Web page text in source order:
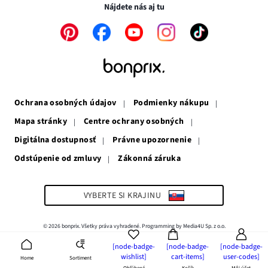
Home Sortiment
[node-badge-
wishlist]
[node-badge-
cart-items]
[node-badge-
user-codes]
Nájdete nás aj tu
Odkaz
Odkaz
otvorí
v
Odkaz
v
novom
Odkaz
Odkaz
Ochrana osobných údajov
Podmienky nákupu
Mapa stránky
Centre ochrany osobných
Digitálna dostupnosť
Právne upozornenie
Odstúpenie od zmluvy
Zákonná záruka
Odkaz
v
novom
okne
VYBERTE SI KRAJINU
© 2026 bonprix. Všetky práva vyhradené. Programming by Media4U Sp. z o.o.